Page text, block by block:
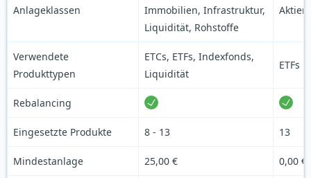
Anlageklassen
Immobilien, Infrastruktur,
Liquidität, Rohstoffe
Verwendete
Produkttypen
ETCs, ETFs, Indexfonds,
Liquidität
ETFs
Rebalancing
Eingesetzte Produkte 8 - 13 13
Mindestanlage 25,00 € 0,00 €